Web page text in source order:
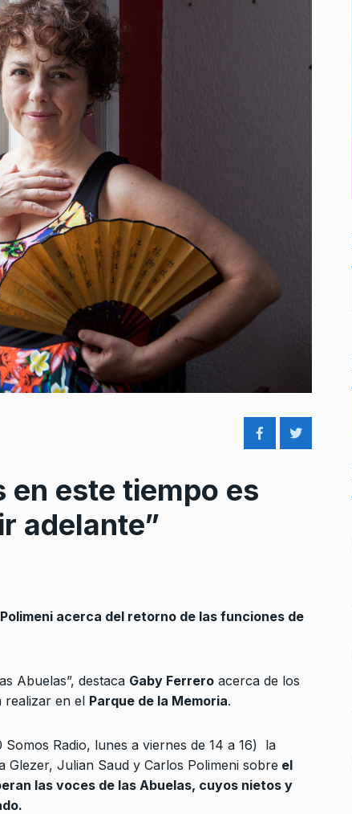
en este tiempo es
adelante”
acerca del retorno de las funciones de
Abuelas”, destaca Gaby Ferrero acerca de los
realizar en el Parque de la Memoria.
Somos Radio, lunes a viernes de 14 a 16) la
Julian Saud y Carlos Polimeni sobre el
las voces de las Abuelas, cuyos nietos y
y
de
uno
2025
8
Alejandro Vilca: «La derecha
peruana hostigó a Castillo y
China tiene esperanza y quiere
«Milei está intentando destruir
BONAVITTA 530
19 De Diciembre De